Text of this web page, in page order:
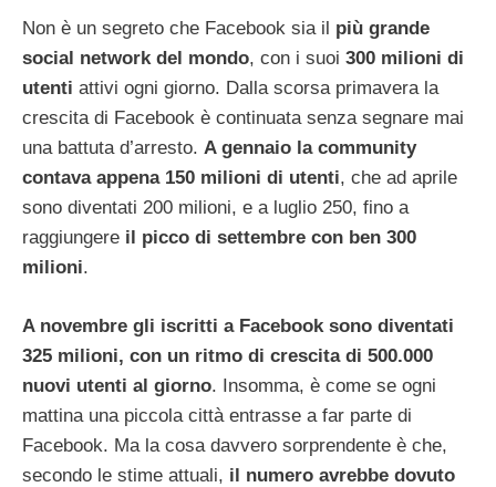
Non è un segreto che Facebook sia il più grande
social network del mondo, con i suoi 300 milioni di
utenti attivi ogni giorno. Dalla scorsa primavera la
crescita di Facebook è continuata senza segnare mai
una battuta d’arresto. A gennaio la community
contava appena 150 milioni di utenti, che ad aprile
sono diventati 200 milioni, e a luglio 250, fino a
raggiungere il picco di settembre con ben 300
milioni.
A novembre gli iscritti a Facebook sono diventati
325 milioni, con un ritmo di crescita di 500.000
nuovi utenti al giorno. Insomma, è come se ogni
mattina una piccola città entrasse a far parte di
Facebook. Ma la cosa davvero sorprendente è che,
secondo le stime attuali, il numero avrebbe dovuto